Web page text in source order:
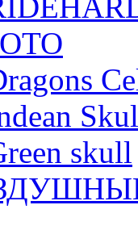
skull